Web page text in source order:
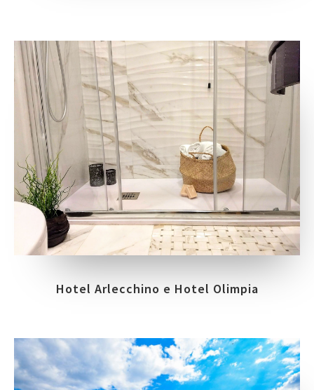
Hotel Arlecchino e Hotel Olimpia